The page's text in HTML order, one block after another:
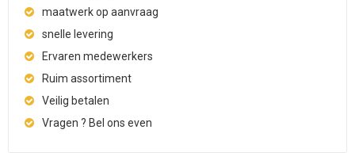
maatwerk op aanvraag
snelle levering
Ervaren medewerkers
Ruim assortiment
Veilig betalen
Vragen ? Bel ons even